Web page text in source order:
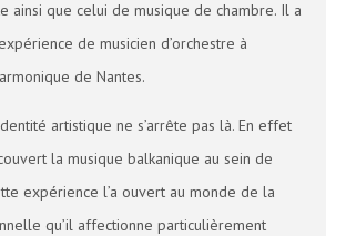
ainsi que celui de musique de chambre. Il a
de musicien d’orchestre à
de Nantes.
artistique ne s’arrête pas là. En effet
la musique balkanique au sein de
expérience l’a ouvert au monde de la
qu’il affectionne particulièrement